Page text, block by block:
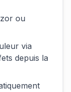
ou
via
depuis la